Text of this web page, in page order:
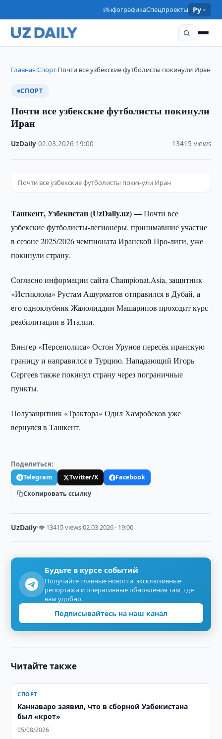
ИнфографикаСпецпроекты Ру
Главная›Спорт›Почти все узбекские футболисты покинули Иран
СПОРТ
Почти все узбекские футболисты покинули
Иран
UzDaily ·02.03.2026 19:00 13415 views
Почти все узбекские футболисты покинули Иран
Ташкент, Узбекистан (UzDaily.uz) —Почти все
узбекские футболисты-легионеры, принимавшие участие
в сезоне 2025/2026 чемпионата Иранской Про-лиги, уже
покинули страну.
Согласно информации сайта Championat.Asia, защитник
«Истиклола» Рустам Ашурматов отправился в Дубай, а
его одноклубник Жалолиддин Машарипов проходит курс
реабилитации в Италии.
Вингер «Персеполиса» Остон Урунов пересёк иранскую
границу и направился в Турцию. Нападающий Игорь
Сергеев также покинул страну через пограничные
пункты.
Полузащитник «Трактора» Одил Хамробеков уже
вернулся в Ташкент.
Поделиться:
Telegram Twitter/X
Facebook
Скопировать ссылку
UzDaily·👁 13415 views·02.03.2026 · 19:00
Будьте в курсе событий
Получайте главные новости, эксклюзивные
репортажи и оперативные обновления там, где
вам удобно.
Подписывайтесь на наш канал
Читайте также
СПОРТ
Каннаваро заявил, что в сборной Узбекистана
был «крот»
05/08/2026